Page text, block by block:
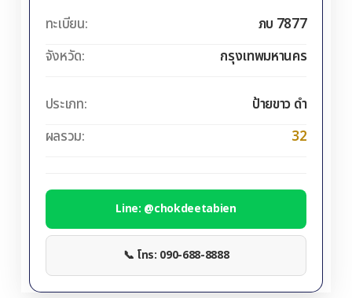
ทะเบียน:
ภบ 7877
จังหวัด:
กรุงเทพมหานคร
ประเภท:
ป้ายขาว ดำ
ผลรวม:
32
Line: @chokdeetabien
📞 โทร: 090-688-8888